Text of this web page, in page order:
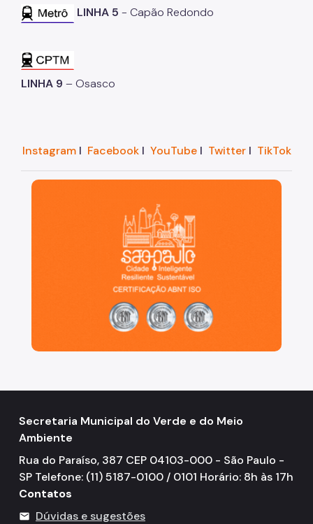
LINHA 5 - Capão Redondo
LINHA 9 – Osasco
InstagramI FacebookI YouTubeI TwitterI TikTok
São Paulo, cidade inteligente, resiliente e sustentável
Secretaria Municipal do Verde e do Meio
Ambiente
Rua do Paraíso, 387 CEP 04103-000 - São Paulo -
SP Telefone: (11) 5187-0100 / 0101 Horário: 8h às 17h
Contatos
mail Dúvidas e sugestões